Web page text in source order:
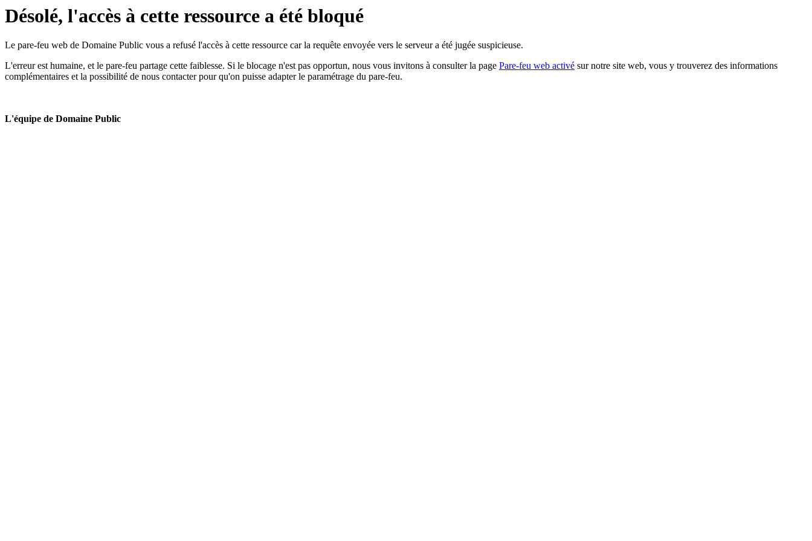
Désolé, l'accès à cette ressource a été bloqué
Le pare-feu web de Domaine Public vous a refusé l'accès à cette ressource car la requête envoyée vers le serveur a été jugée suspicieuse.
L'erreur est humaine, et le pare-feu partage cette faiblesse. Si le blocage n'est pas opportun, nous vous invitons à consulter la page Pare-feu web activé sur notre site web, vous y trouverez des informations
complémentaires et la possibilité de nous contacter pour qu'on puisse adapter le paramétrage du pare-feu.
L'équipe de Domaine Public